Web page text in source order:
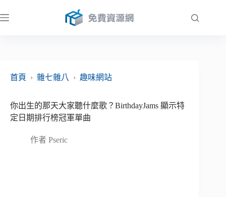
至
首頁
› 雜七雜八 › 趣味網站
你出生的那天大家聽什麼歌？BirthdayJams 顯示特
定日期排行榜冠軍單曲
作者 Pseric